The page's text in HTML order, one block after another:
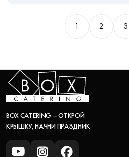
1 2 3
BOX CATERING – ОТКРОЙ
КРЫШКУ, НАЧНИ ПРАЗДНИК